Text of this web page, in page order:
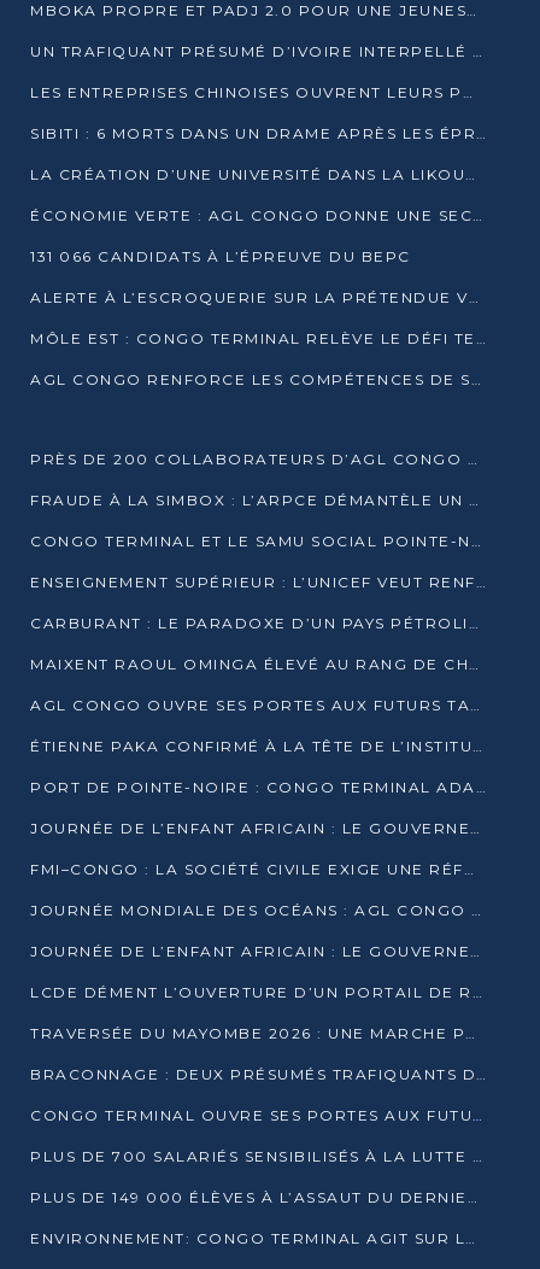
MBOKA PROPRE ET PADJ 2.0 POUR UNE JEUNESSE PLUS AUTONOME
UN TRAFIQUANT PRÉSUMÉ D’IVOIRE INTERPELLÉ À DOLISIE
LES ENTREPRISES CHINOISES OUVRENT LEURS PORTES AUX JEUNES DIPLÔMÉS
SIBITI : 6 MORTS DANS UN DRAME APRÈS LES ÉPREUVES DU BEPC
LA CRÉATION D’UNE UNIVERSITÉ DANS LA LIKOUALA AU CŒUR D’UNE RÉFLEXION NATIONALE
ÉCONOMIE VERTE : AGL CONGO DONNE UNE SECONDE VIE À SES DÉCHETS INDUSTRIELS
131 066 CANDIDATS À L’ÉPREUVE DU BEPC
ALERTE À L’ESCROQUERIE SUR LA PRÉTENDUE VENTE DE PARCELLES AFAT
MÔLE EST : CONGO TERMINAL RELÈVE LE DÉFI TECHNIQUE DES SABLES BITUMINEUX
AGL CONGO RENFORCE LES COMPÉTENCES DE SES ÉQUIPES AVEC LA CERTIFICATION CACES® R483
PRÈS DE 200 COLLABORATEURS D’AGL CONGO EN FORMATION JUSQU’EN JUILLET
FRAUDE À LA SIMBOX : L’ARPCE DÉMANTÈLE UN RÉSEAU UTILISANT DES CARTES SIM OUGANDAISES
CONGO TERMINAL ET LE SAMU SOCIAL POINTE-NOIRE RENOUVELLENT LEUR PARTENARIAT EN FAVEUR DES JEUNES VULNÉRABLES
ENSEIGNEMENT SUPÉRIEUR : L’UNICEF VEUT RENFORCER LA RECHERCHE SUR LES QUESTIONS DE L’ENFANCE
CARBURANT : LE PARADOXE D’UN PAYS PÉTROLIER CONFRONTÉ À DES PÉNURIES RÉCURRENTES
MAIXENT RAOUL OMINGA ÉLEVÉ AU RANG DE CHEVALIER DE L’ORDRE DE L’AMITIÉ ENTRE LA RUSSIE ET LE CONGO
AGL CONGO OUVRE SES PORTES AUX FUTURS TALENTS DE LA LOGISTIQUE
ÉTIENNE PAKA CONFIRMÉ À LA TÊTE DE L’INSTITUT GÉOGRAPHIQUE NATIONAL
PORT DE POINTE-NOIRE : CONGO TERMINAL ADAPTE SON DRAGAGE AUX SABLES BITUMINEUX
JOURNÉE DE L’ENFANT AFRICAIN : LE GOUVERNEMENT RÉAFFIRME SON ENGAGEMENT POUR L’ACCÈS À L’EAU ET À L’ASSAINISSEMENT
FMI–CONGO : LA SOCIÉTÉ CIVILE EXIGE UNE RÉFORME DE LA FISCALITÉ PÉTROLIÈRE
JOURNÉE MONDIALE DES OCÉANS : AGL CONGO MOBILISE SES COLLABORATEURS POUR LA PRÉSERVATION DE LA BIODIVERSITÉ MARINE
JOURNÉE DE L’ENFANT AFRICAIN : LE GOUVERNEMENT MOBILISÉ POUR L’HYGIÈNE DANS LES ORPHELINATS
LCDE DÉMENT L’OUVERTURE D’UN PORTAIL DE RECRUTEMENT ET APPELLE À LA VIGILANCE
TRAVERSÉE DU MAYOMBE 2026 : UNE MARCHE POUR SENSIBILISER ET DÉPISTER AU DIABÈTE
BRACONNAGE : DEUX PRÉSUMÉS TRAFIQUANTS D’HIPPOPOTAME ÉCROUÉS À BRAZZAVILLE
CONGO TERMINAL OUVRE SES PORTES AUX FUTURS INGÉNIEURS DE L’UCAC-ICAM
PLUS DE 700 SALARIÉS SENSIBILISÉS À LA LUTTE CONTRE LA TUBERCULOSE À CONGO TERMINAL
PLUS DE 149 000 ÉLÈVES À L’ASSAUT DU DERNIER CEPE
ENVIRONNEMENT: CONGO TERMINAL AGIT SUR LE TERRAIN ET FORME LES PLUS JEUNES